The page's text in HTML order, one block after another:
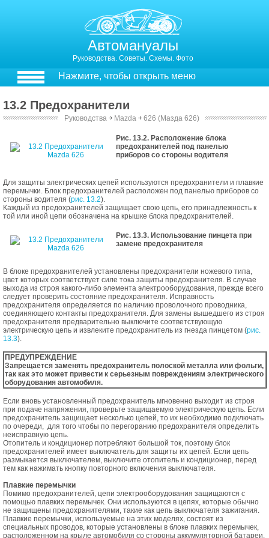
Автомануалы
Руководства. Советы. Схемы. Фото
Нажмите, чтобы открыть меню
13.2 Предохранители
Руководства ￫ Mazda ￫ 626 (Мазда 626)
Рис. 13.2. Расположение блока
предохранителей под панелью
приборов со стороны водителя
Для защиты электрических цепей используются предохранители и плавкие
перемычки. Блок предохранителей расположен под панелью приборов со
стороны водителя (рис. 13.2).
Каждый из предохранителей защищает свою цепь, его принадлежность к
той или иной цепи обозначена на крышке блока предохранителей.
Рис. 13.3. Использование пинцета при
замене предохранителя
В блоке предохранителей установлены предохранители ножевого типа,
цвет которых соответствует силе тока защиты предохранителя. В случае
выхода из строя какого-либо элемента электрооборудования, прежде всего
следует проверить состояние предохранителя. Исправность
предохранителя определяется по наличию проволочного проводника,
соединяющего контакты предохранителя. Для замены вышедшего из строя
предохранителя предварительно выключите соответствующую
электрическую цепь и извлеките предохранитель из гнезда пинцетом (рис.
13.3).
ПРЕДУПРЕЖДЕНИЕ
Запрещается заменять предохранитель полоской металла или фольги,
так как это может привести к серьезным повреждениям электрического
оборудования автомобиля.
Если вновь установленный предохранитель мгновенно выходит из строя
при подаче напряжения, проверьте защищаемую электрическую цепь. Если
предохранитель защищает несколько цепей, то их необходимо подключать
по очереди, для того чтобы по перегоранию предохранителя определить
неисправную цепь.
Отопитель и кондиционер потребляют большой ток, поэтому блок
предохранителей имеет выключатель для защиты их цепей. Если цепь
размыкается выключателем, выключите отопитель и кондиционер, перед
тем как нажимать кнопку повторного включения выключателя.
Плавкие перемычки
Помимо предохранителей, цепи электрооборудования защищаются с
помощью плавких перемычек. Они используются в цепях, которые обычно
не защищены предохранителями, такие как цепь выключателя зажигания.
Плавкие перемычки, используемые на этих моделях, состоят из
специальных проводов, которые установлены в блоке плавких перемычек,
расположенном на крыле автомобиля со стороны аккумуляторной батареи.